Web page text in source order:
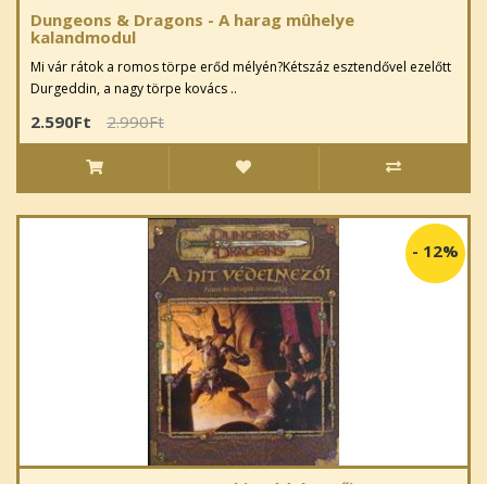
Dungeons & Dragons - A harag mûhelye
kalandmodul
Mi vár rátok a romos törpe erőd mélyén?Kétszáz esztendővel ezelőtt
Durgeddin, a nagy törpe kovács ..
2.590Ft 2.990Ft
- 12%